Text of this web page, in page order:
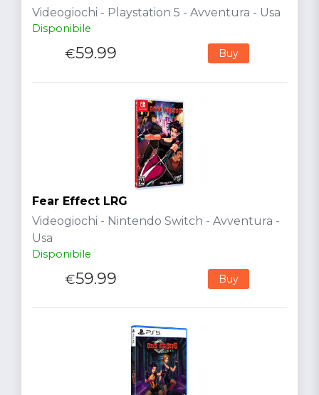
Videogiochi - Playstation 5 - Avventura - Usa
Disponibile
€59.99 Buy
Fear Effect LRG
Videogiochi - Nintendo Switch - Avventura -
Usa
Disponibile
€59.99 Buy